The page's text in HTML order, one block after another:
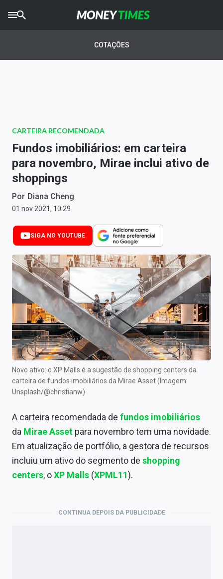
AGROTIMES
Newsletters
Anuncie
Últimas Notícias
Newsletters
Cotações
Comprar ou vender?
Carteiras Recomendadas
Central de Dividendos
Central de Fundos Imobiliários
Central dos IPOs
Renda Fixa
Mercados
Economia
Empresas
COTAÇÕES
CARTEIRA RECOMENDADA
Fundos imobiliários: em carteira
para novembro, Mirae inclui ativo de
shoppings
Por Diana Cheng
01 nov 2021, 10:29
SIGA NO YOUTUBE
Novo ativo: o XP Malls é a sugestão de shopping centers da
carteira de fundos imobiliários da Mirae Asset (Imagem:
Unsplash/@christianw)
A carteira recomendada de fundos imobiliários
da Mirae Asset para novembro tem uma novidade.
Em atualização de portfólio, a gestora de recursos
incluiu um ativo do segmento de shopping
centers, oXP Malls (XPML11).
CONTINUA DEPOIS DA PUBLICIDADE